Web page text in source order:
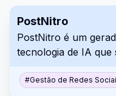
PostNitro
PostNitro é um
tecnologia de IA que
Insira conteúdo,
#Gestão de Redes